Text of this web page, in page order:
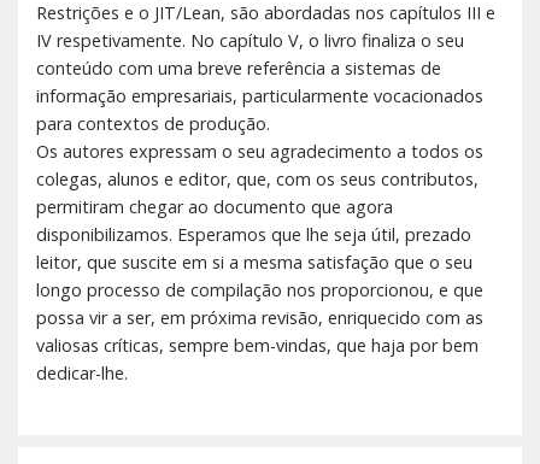
Restrições e o JIT/Lean, são abordadas nos capítulos III e
IV respetivamente. No capítulo V, o livro finaliza o seu
conteúdo com uma breve referência a sistemas de
informação empresariais, particularmente vocacionados
para contextos de produção.
Os autores expressam o seu agradecimento a todos os
colegas, alunos e editor, que, com os seus contributos,
permitiram chegar ao documento que agora
disponibilizamos. Esperamos que lhe seja útil, prezado
leitor, que suscite em si a mesma satisfação que o seu
longo processo de compilação nos proporcionou, e que
possa vir a ser, em próxima revisão, enriquecido com as
valiosas críticas, sempre bem-vindas, que haja por bem
dedicar-lhe.